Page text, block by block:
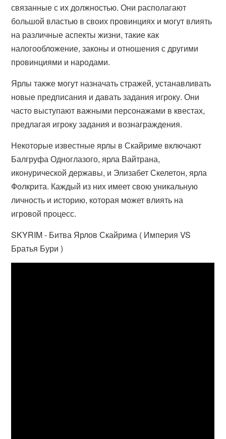
связанные с их должностью. Они располагают
большой властью в своих провинциях и могут влиять
на различные аспекты жизни, такие как
налогообложение, законы и отношения с другими
провинциями и народами.
Ярлы также могут назначать стражей, устанавливать
новые предписания и давать задания игроку. Они
часто выступают важными персонажами в квестах,
предлагая игроку задания и вознаграждения.
Некоторые известные ярлы в Скайриме включают
Балгруфа Одноглазого, ярла Вайтрана,
иконурической державы, и Элизабет Скелетон, ярла
Фолкрита. Каждый из них имеет свою уникальную
личность и историю, которая может влиять на
игровой процесс.
SKYRIM - Битва Ярлов Скайрима ( Империя VS
Братья Бури )